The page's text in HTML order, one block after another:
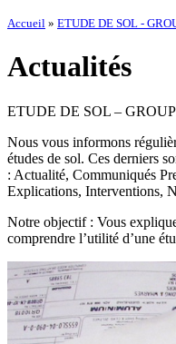
Accueil » ETUDE DE SOL -
Actualités
ETUDE DE SOL –
Nous vous informons
études de sol. Ces derniers
: Actualité, Communiqués
Explications, Interventions,
Notre objectif : Vous
comprendre l’utilité d’une